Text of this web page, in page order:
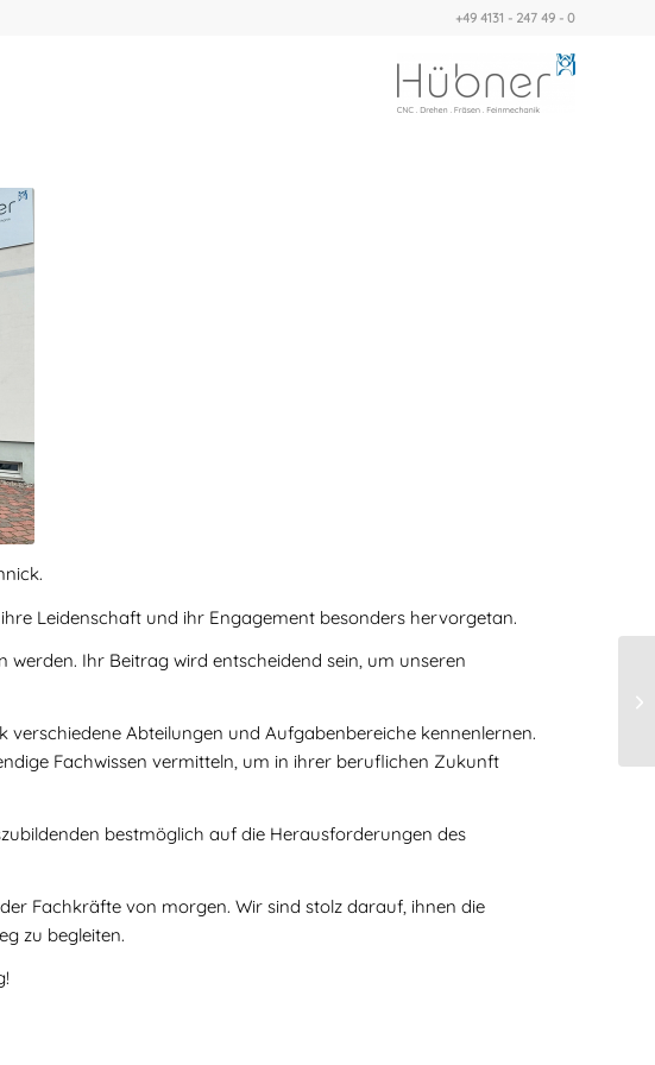
+49 4131 - 247 49 - 0
Leidenschaft und ihr Engagement besonders hervorgetan.
Ihr Beitrag wird entscheidend sein, um unseren
Abteilungen und Aufgabenbereiche kennenlernen.
Fachwissen vermitteln, um in ihrer beruflichen Zukunft
bestmöglich auf die Herausforderungen des
Fachkräfte von morgen. Wir sind stolz darauf, ihnen die
zu begleiten.